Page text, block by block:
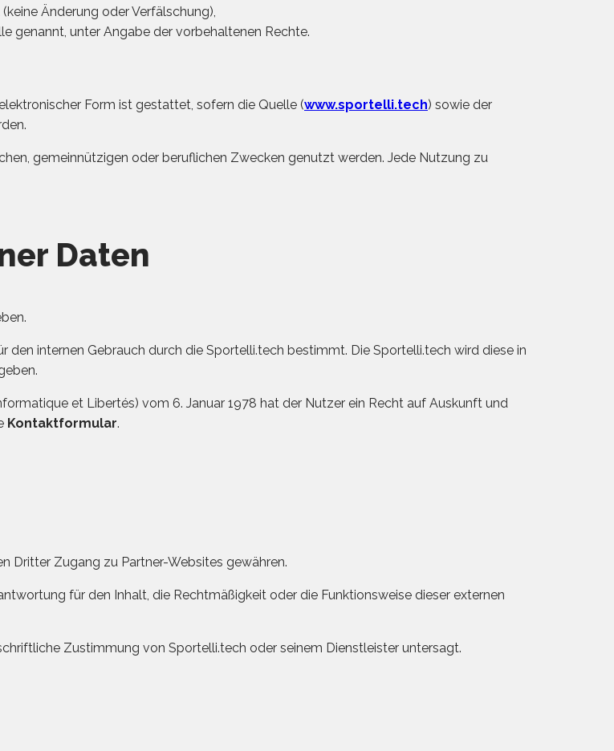
Änderung oder Verfälschung),
genannt, unter Angabe der vorbehaltenen Rechte.
Form ist gestattet, sofern die Quelle (www.sportelli.tech) sowie der
gemeinnützigen oder beruflichen Zwecken genutzt werden. Jede Nutzung zu
Daten
internen Gebrauch durch die Sportelli.tech bestimmt. Die Sportelli.tech wird diese in
et Libertés) vom 6. Januar 1978 hat der Nutzer ein Recht auf Auskunft und
Kontaktformular.
Dritter Zugang zu Partner-Websites gewähren.
für den Inhalt, die Rechtmäßigkeit oder die Funktionsweise dieser externen
Zustimmung von Sportelli.tech oder seinem Dienstleister untersagt.